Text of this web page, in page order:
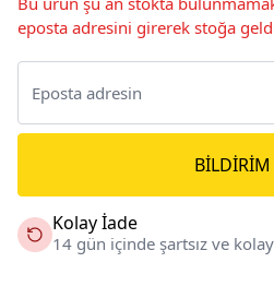
eposta adresini girerek stoğa
BILDIRIM
Kolay İade
14 gün içinde şartsız ve